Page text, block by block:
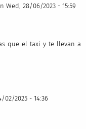
Wed, 28/06/2023 - 15:59
que el taxi y te llevan a
02/2025 - 14:36